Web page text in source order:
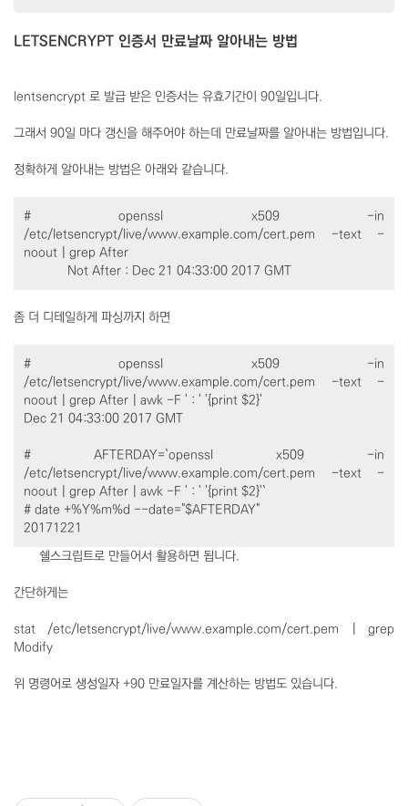
LETSENCRYPT 인증서 만료날짜 알아내는 방법
lentsencrypt 로 발급 받은 인증서는 유효기간이 90일입니다.
그래서 90일 마다 갱신을 해주어야 하는데 만료날짜를 알아내는 방법입니다.
정확하게 알아내는 방법은 아래와 같습니다.
# openssl x509 -in
/etc/letsencrypt/live/www.example.com/cert.pem -text -
noout | grep After
Not After : Dec 21 04:33:00 2017 GMT
좀 더 디테일하게 파싱까지 하면
# openssl x509 -in
/etc/letsencrypt/live/www.example.com/cert.pem -text -
noout | grep After | awk -F ' : ' '{print $2}'
Dec 21 04:33:00 2017 GMT
# AFTERDAY=`openssl x509 -in
/etc/letsencrypt/live/www.example.com/cert.pem -text -
noout | grep After | awk -F ' : ' '{print $2}'`
# date +%Y%m%d --date="$AFTERDAY"
20171221
쉘스크립트로 만들어서 활용하면 됩니다.
간단하게는
stat /etc/letsencrypt/live/www.example.com/cert.pem | grep
Modify
위 명령어로 생성일자 +90 만료일자를 계산하는 방법도 있습니다.